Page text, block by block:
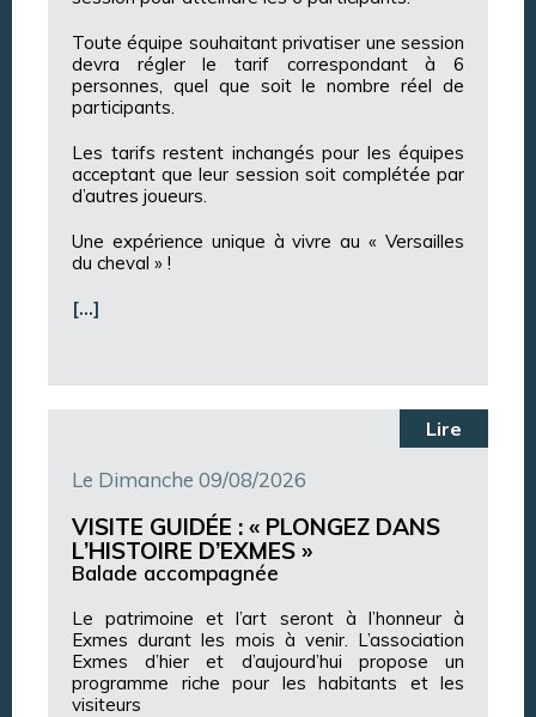
Toute équipe souhaitant privatiser une session
devra régler le tarif correspondant à 6
personnes, quel que soit le nombre réel de
participants.
Les tarifs restent inchangés pour les équipes
acceptant que leur session soit complétée par
d’autres joueurs.
Une expérience unique à vivre au « Versailles
du cheval » !
[…]
Lire
Le Dimanche 09/08/2026
VISITE GUIDÉE : « PLONGEZ DANS
L’HISTOIRE D’EXMES »
Balade accompagnée
Le patrimoine et l’art seront à l’honneur à
Exmes durant les mois à venir. L’association
Exmes d’hier et d’aujourd’hui propose un
programme riche pour les habitants et les
visiteurs